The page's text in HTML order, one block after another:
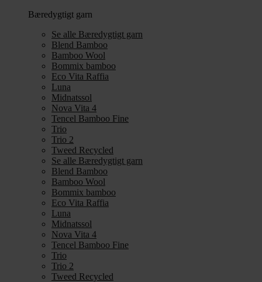
Bæredygtigt garn
Se alle Bæredygtigt garn
Blend Bamboo
Bamboo Wool
Bommix bamboo
Eco Vita Raffia
Luna
Midnatssol
Nova Vita 4
Tencel Bamboo Fine
Trio
Trio 2
Tweed Recycled
Se alle Bæredygtigt garn
Blend Bamboo
Bamboo Wool
Bommix bamboo
Eco Vita Raffia
Luna
Midnatssol
Nova Vita 4
Tencel Bamboo Fine
Trio
Trio 2
Tweed Recycled